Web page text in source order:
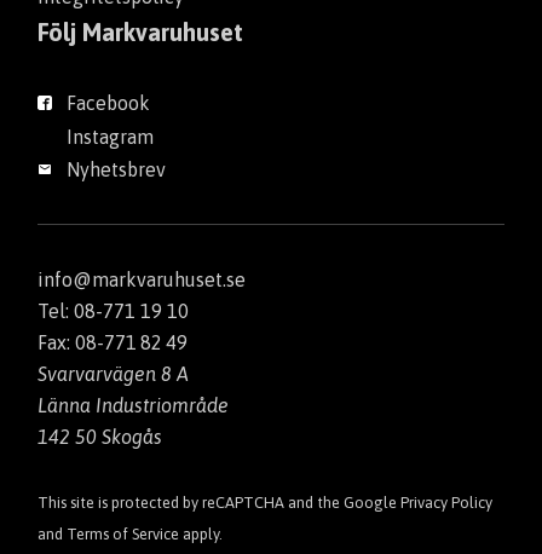
Följ Markvaruhuset
Facebook
Instagram
Nyhetsbrev
info@markvaruhuset.se
Tel: 08-771 19 10
Fax: 08-771 82 49
Svarvarvägen 8 A
Länna Industriområde
142 50 Skogås
This site is protected by reCAPTCHA and the Google Privacy Policy
and Terms of Service apply.